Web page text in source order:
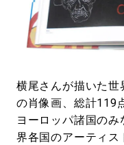
横尾さんが描いた世
の肖像画、総計119
ヨーロッパ諸国の
界各国のアーティ